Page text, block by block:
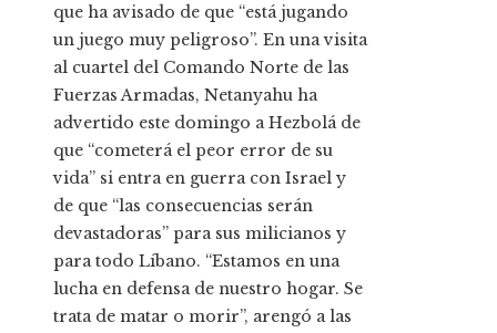
que ha avisado de que “está jugando
un juego muy peligroso”. En una visita
al cuartel del Comando Norte de las
Fuerzas Armadas, Netanyahu ha
advertido este domingo a Hezbolá de
que “cometerá el peor error de su
vida” si entra en guerra con Israel y
de que “las consecuencias serán
devastadoras” para sus milicianos y
para todo Líbano. “Estamos en una
lucha en defensa de nuestro hogar. Se
trata de matar o morir”, arengó a las